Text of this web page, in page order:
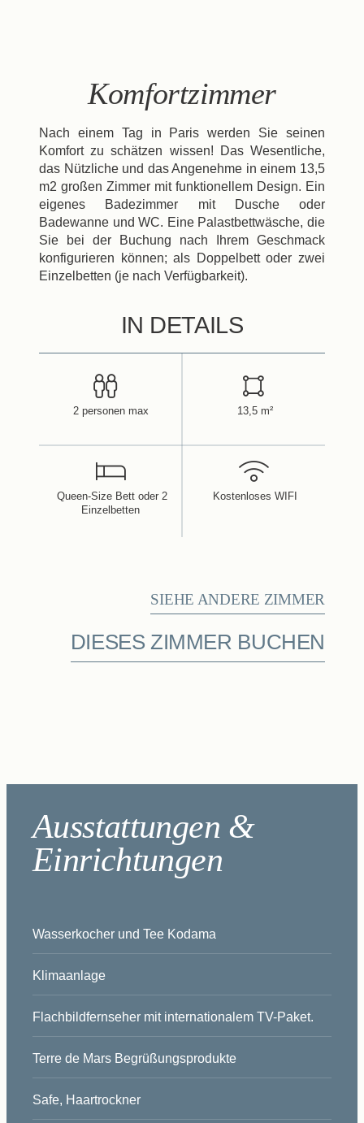
Komfortzimmer
Nach einem Tag in Paris werden Sie seinen
Komfort zu schätzen wissen! Das Wesentliche,
das Nützliche und das Angenehme in einem 13,5
m2 großen Zimmer mit funktionellem Design. Ein
eigenes Badezimmer mit Dusche oder
Badewanne und WC. Eine Palastbettwäsche, die
Sie bei der Buchung nach Ihrem Geschmack
konfigurieren können; als Doppelbett oder zwei
Einzelbetten (je nach Verfügbarkeit).
IN DETAILS
2 personen max 13,5 m²
Queen-Size Bett oder 2
Einzelbetten
Kostenloses WIFI
SIEHE ANDERE ZIMMER
DIESES ZIMMER BUCHEN
Ausstattungen &
Einrichtungen
Wasserkocher und Tee Kodama
Klimaanlage
Flachbildfernseher mit internationalem TV-Paket.
Terre de Mars Begrüßungsprodukte
Safe, Haartrockner